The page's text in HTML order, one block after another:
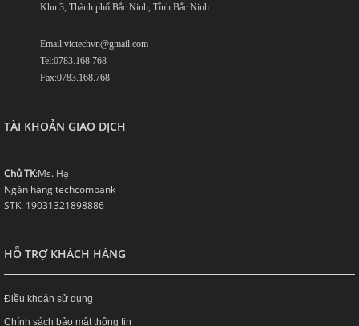
Khu 3, Thành phố Bắc Ninh, Tỉnh Bắc Ninh
Email:victechvn@gmail.com
Tel:0783.168.768
Fax:0783.168.768
TÀI KHOẢN GIAO DỊCH
Chủ TK:Ms. Hạ
Ngân hàng techcombank
STK: 19031321898886
HỖ TRỢ KHÁCH HÀNG
Điều khoản sử dụng
Chính sách bảo mật thông tin